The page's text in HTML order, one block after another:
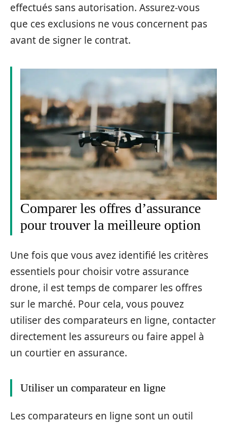
effectués sans autorisation. Assurez-vous
que ces exclusions ne vous concernent pas
avant de signer le contrat.
Comparer les offres d’assurance
pour trouver la meilleure option
Une fois que vous avez identifié les critères
essentiels pour choisir votre assurance
drone, il est temps de comparer les offres
sur le marché. Pour cela, vous pouvez
utiliser des comparateurs en ligne, contacter
directement les assureurs ou faire appel à
un courtier en assurance.
Utiliser un comparateur en ligne
Les comparateurs en ligne sont un outil